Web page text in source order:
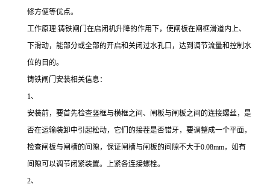
修方便等优点。
工作原理:铸铁闸门在启闭机升降的作用下，使闸板在闸框滑道内上、
下滑动，能部分或全部的开启和关闭过水孔口，达到调节流量和控制水
位的目的。
铸铁闸门安装相关信息：
1、
安装前，要首先检查竖框与横框之间、闸板与闸板之间的连接螺丝，是
否在运输装卸中引起松动，它们的接茬是否错牙，要调整成一个平面，
检查闸板与闸槽的间隙，保证闸槽与闸板的间隙不大于0.08mm，如有
间隙可以调节闭紧装置。上紧各连接螺栓。
2、